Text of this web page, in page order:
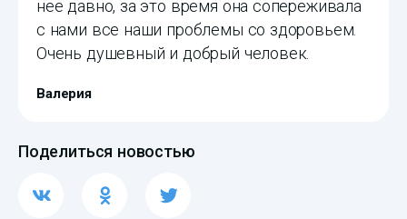
нее давно, за это время она сопереживала
с нами все наши проблемы со здоровьем.
Очень душевный и добрый человек.
Валерия
Поделиться новостью